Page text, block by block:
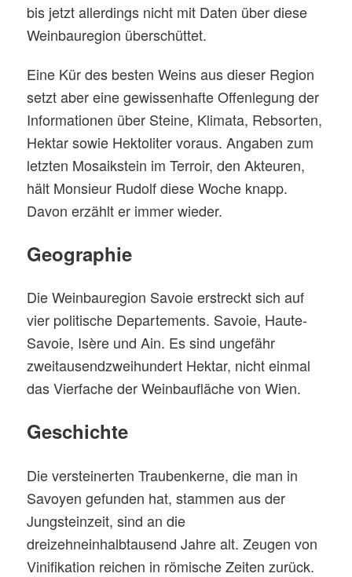
bis jetzt allerdings nicht mit Daten über diese
Weinbauregion überschüttet.
Eine Kür des besten Weins aus dieser Region
setzt aber eine gewissenhafte Offenlegung der
Informationen über Steine, Klimata, Rebsorten,
Hektar sowie Hektoliter voraus. Angaben zum
letzten Mosaikstein im Terroir, den Akteuren,
hält Monsieur Rudolf diese Woche knapp.
Davon erzählt er immer wieder.
Geographie
Die Weinbauregion Savoie erstreckt sich auf
vier politische Departements. Savoie, Haute-
Savoie, Isère und Ain. Es sind ungefähr
zweitausendzweihundert Hektar, nicht einmal
das Vierfache der Weinbaufläche von Wien.
Geschichte
Die versteinerten Traubenkerne, die man in
Savoyen gefunden hat, stammen aus der
Jungsteinzeit, sind an die
dreizehneinhalbtausend Jahre alt. Zeugen von
Vinifikation reichen in römische Zeiten zurück.